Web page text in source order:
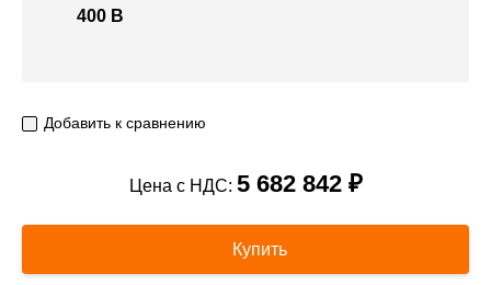
400 В
Добавить к сравнению
Цена с НДС: 5 682 842 ₽
Купить